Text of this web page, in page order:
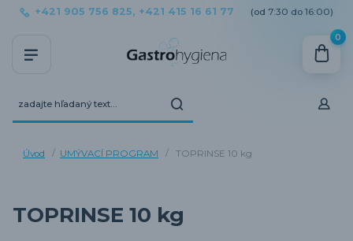
+421 905 756 825, +421 415 16 61 77 (od 7:30 do 16:00)
0
Úvod UMÝVACÍ PROGRAM TOPRINSE 10 kg
TOPRINSE 10 kg